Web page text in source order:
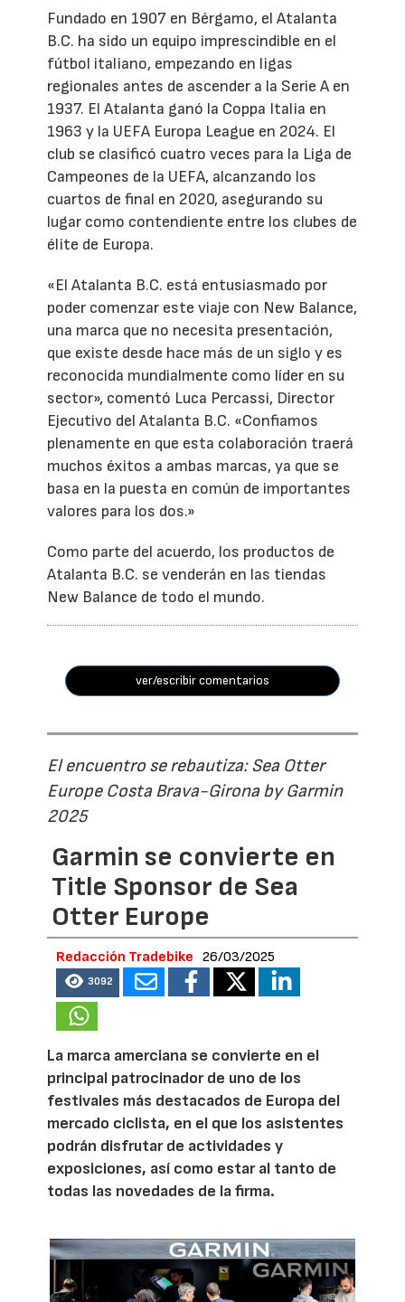
Fundado en 1907 en Bérgamo, el Atalanta
B.C. ha sido un equipo imprescindible en el
fútbol italiano, empezando en ligas
regionales antes de ascender a la Serie A en
1937. El Atalanta ganó la Coppa Italia en
1963 y la UEFA Europa League en 2024. El
club se clasificó cuatro veces para la Liga de
Campeones de la UEFA, alcanzando los
cuartos de final en 2020, asegurando su
lugar como contendiente entre los clubes de
élite de Europa.
«El Atalanta B.C. está entusiasmado por
poder comenzar este viaje con New Balance,
una marca que no necesita presentación,
que existe desde hace más de un siglo y es
reconocida mundialmente como líder en su
sector», comentó Luca Percassi, Director
Ejecutivo del Atalanta B.C. «Confiamos
plenamente en que esta colaboración traerá
muchos éxitos a ambas marcas, ya que se
basa en la puesta en común de importantes
valores para los dos.»
Como parte del acuerdo, los productos de
Atalanta B.C. se venderán en las tiendas
New Balance de todo el mundo.
ver/escribir comentarios
El encuentro se rebautiza: Sea Otter
Europe Costa Brava-Girona by Garmin
2025
Garmin se convierte en
Title Sponsor de Sea
Otter Europe
Redacción Tradebike 26/03/2025
3092
La marca amerciana se convierte en el
principal patrocinador de uno de los
festivales más destacados de Europa del
mercado ciclista, en el que los asistentes
podrán disfrutar de actividades y
exposiciones, así como estar al tanto de
todas las novedades de la firma.